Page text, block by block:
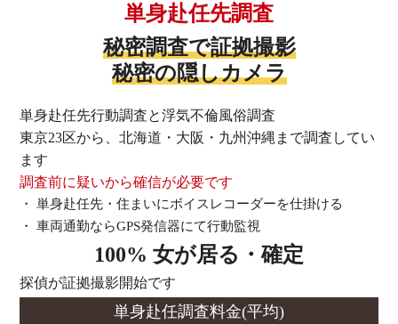
単身赴任先調査
秘密調査で証拠撮影
秘密の隠しカメラ
単身赴任先行動調査と浮気不倫風俗調査
東京23区から、北海道・大阪・九州沖縄まで調査してい
ます
調査前に疑いから確信が必要です
単身赴任先・住まいにボイスレコーダーを仕掛ける
車両通勤ならGPS発信器にて行動監視
100% 女が居る・確定
探偵が証拠撮影開始です
単身赴任調査料金(平均)